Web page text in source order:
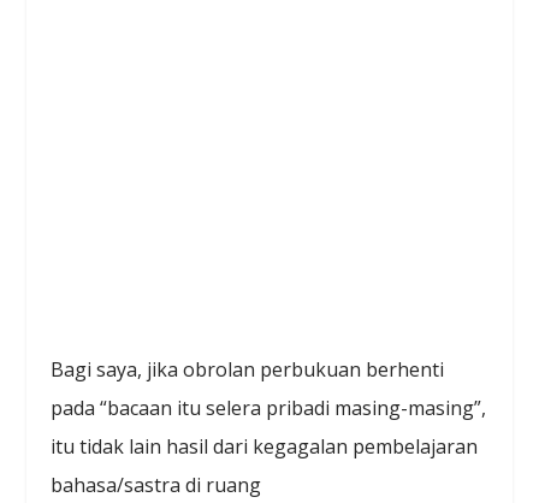
Bagi saya, jika obrolan perbukuan berhenti
pada “bacaan itu selera pribadi masing-masing”,
itu tidak lain hasil dari kegagalan pembelajaran
bahasa/sastra di ruang